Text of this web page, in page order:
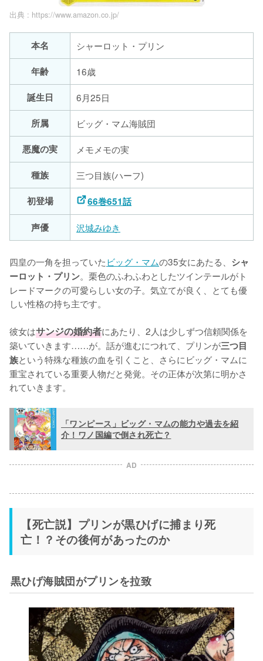
出典 : https://www.amazon.co.jp/
本名
シャーロット・プリン
年齢
16歳
誕生日
6月25日
所属
ビッグ・マム海賊団
悪魔の実
メモメモの実
種族
三つ目族(ハーフ)
初登場
66巻651話
声優
沢城みゆき
四皇の一角を担っていたビッグ・マムの35女にあたる、 シャ
ーロット・プリン。栗色のふわふわとしたツインテールがト
レードマークの可愛らしい女の子。気立てが良く、とても優
しい性格の持ち主です。
彼女はサンジの婚約者にあたり、2人は少しずつ信頼関係を
築いていきます……が。話が進むにつれて、プリンが三つ目
族という特殊な種族の血を引くこと、さらにビッグ・マムに
重宝されている重要人物だと発覚。その正体が次第に明かさ
れていきます。
「ワンピース」ビッグ・マムの能力や過去を紹
介！ワノ国編で倒され死亡？
AD
【死亡説】プリンが黒ひげに捕まり死
亡！？その後何があったのか
黒ひげ海賊団がプリンを拉致